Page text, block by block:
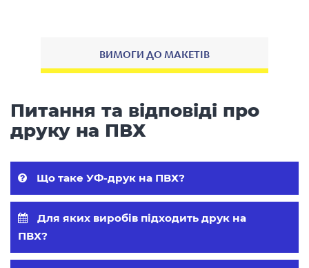
ВИМОГИ ДО МАКЕТІВ
Питання та відповіді про
друку на ПВХ
Що таке УФ-друк на ПВХ?
Для яких виробів підходить друк на
ПВХ?